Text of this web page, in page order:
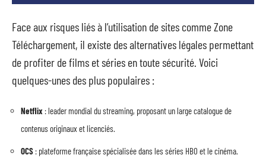
Face aux risques liés à l’utilisation de sites comme Zone
Téléchargement, il existe des alternatives légales permettant
de profiter de films et séries en toute sécurité. Voici
quelques-unes des plus populaires :
Netflix : leader mondial du streaming, proposant un large catalogue de
contenus originaux et licenciés.
OCS : plateforme française spécialisée dans les séries HBO et le cinéma.